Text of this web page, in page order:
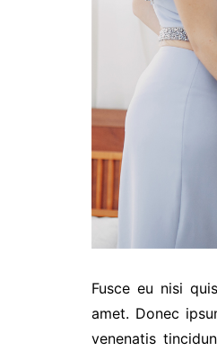
Fusce eu nisi
amet. Donec
venenatis